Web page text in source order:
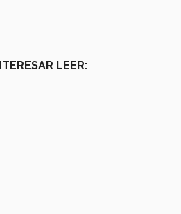
LEER: